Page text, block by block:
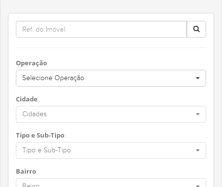
Operação
Selecione Operação
Cidade
Cidades
Tipo e Sub-Tipo
Tipo e Sub-Tipo
Bairro